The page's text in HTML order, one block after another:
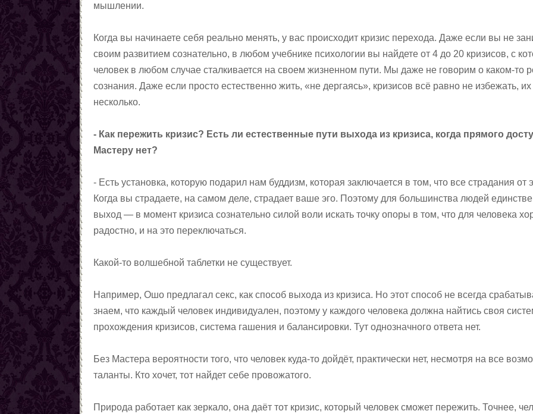
мышлении.
Когда вы начинаете себя реально менять, у вас происходит кризис перехода. Даже если вы не
своим развитием сознательно, в любом учебнике психологии вы найдете от 4 до 20 кризисов, с
человек в любом случае сталкивается на своем жизненном пути. Мы даже не говорим о каком-то
сознания. Даже если просто естественно жить, «не дергаясь», кризисов всё равно не избежать, их
несколько.
- Как пережить кризис? Есть ли естественные пути выхода из кризиса, когда прямого
Мастеру нет?
- Есть установка, которую подарил нам буддизм, которая заключается в том, что все страдания от
Когда вы страдаете, на самом деле, страдает ваше эго. Поэтому для большинства людей
выход — в момент кризиса сознательно силой воли искать точку опоры в том, что для человека
радостно, и на это переключаться.
Какой-то волшебной таблетки не существует.
Например, Ошо предлагал секс, как способ выхода из кризиса. Но этот способ не всегда
знаем, что каждый человек индивидуален, поэтому у каждого человека должна найтись своя
прохождения кризисов, система гашения и балансировки. Тут однозначного ответа нет.
Без Мастера вероятности того, что человек куда-то дойдёт, практически нет, несмотря на все
таланты. Кто хочет, тот найдет себе провожатого.
Природа работает как зеркало, она даёт тот кризис, который человек сможет пережить. Точнее,